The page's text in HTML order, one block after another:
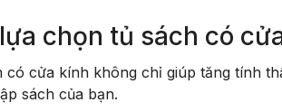
chọn tủ sách có
có cửa kính không chỉ giúp tăng tính
sách của bạn.